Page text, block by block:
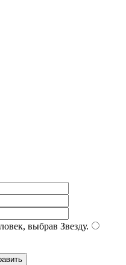
выбрав Звезду.